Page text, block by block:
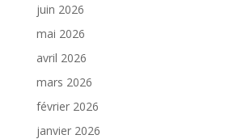
juin 2026
mai 2026
avril 2026
mars 2026
février 2026
janvier 2026